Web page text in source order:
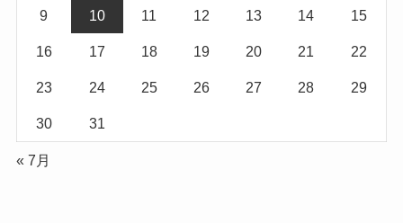
9 10 11 12 13 14 15
16 17 18 19 20 21 22
23 24 25 26 27 28 29
30 31
« 7月